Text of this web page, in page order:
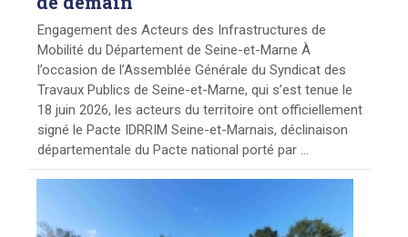
Engagement des Acteurs des Infrastructures de
Mobilité du Département de Seine-et-Marne À
l’occasion de l’Assemblée Générale du Syndicat des
Travaux Publics de Seine-et-Marne, qui s’est tenue le
18 juin 2026, les acteurs du territoire ont officiellement
signé le Pacte IDRRIM Seine-et-Marnais, déclinaison
départementale du Pacte national porté par ...